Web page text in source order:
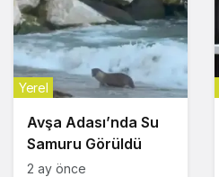
Avşa Adası’nda Su
Samuru Görüldü
Yerel
2 ay önce